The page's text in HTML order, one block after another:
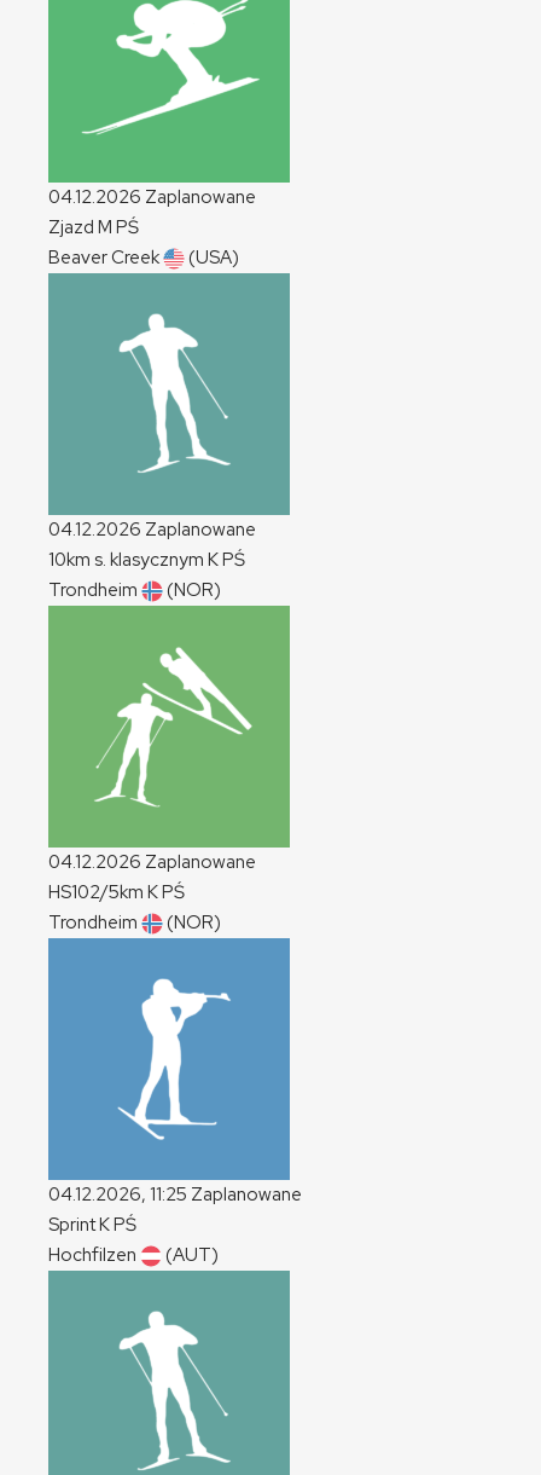
04.12.2026 Zaplanowane
Zjazd M PŚ
Beaver Creek
(USA)
04.12.2026 Zaplanowane
10km s. klasycznym KPŚ
Trondheim
(NOR)
04.12.2026 Zaplanowane
HS102/5km KPŚ
Trondheim
(NOR)
04.12.2026, 11:25 Zaplanowane
SprintKPŚ
Hochfilzen
(AUT)